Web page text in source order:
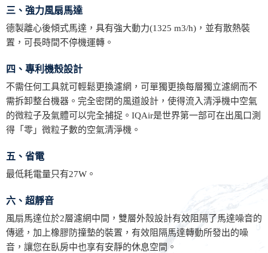
三、強力風扇馬達
德製離心後傾式馬達，具有強大動力(1325 m3/h)，並有散熱裝
置，可長時間不停機運轉。
四、專利機殼設計
不需任何工具就可輕鬆更換濾網，可單獨更換每層獨立濾網而不
需拆卸整台機器。完全密閉的風道設計，使得流入清淨機中空氣
的微粒子及氣體可以完全捕捉。IQAir是世界第一部可在出風口測
得「零」微粒子數的空氣清淨機。
五、省電
最低耗電量只有27W。
六、超靜音
風扇馬達位於2層濾網中間，雙層外殼設計有效阻隔了馬達噪音的
傳遞，加上橡膠防撞墊的裝置，有效阻隔馬達轉動所發出的噪
音，讓您在臥房中也享有安靜的休息空間。